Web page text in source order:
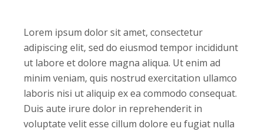
Lorem ipsum dolor sit amet, consectetur
adipiscing elit, sed do eiusmod tempor incididunt
ut labore et dolore magna aliqua. Ut enim ad
minim veniam, quis nostrud exercitation ullamco
laboris nisi ut aliquip ex ea commodo consequat.
Duis aute irure dolor in reprehenderit in
voluptate velit esse cillum dolore eu fugiat nulla